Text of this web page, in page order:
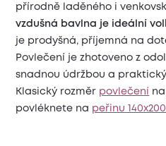
přírodně laděného i
vzdušná bavlna je ideální
je prodyšná, příjemná na
Povlečení je zhotoveno z
snadnou údržbou a
Klasický rozměr povlečení
povléknete na
peřinu 140x200